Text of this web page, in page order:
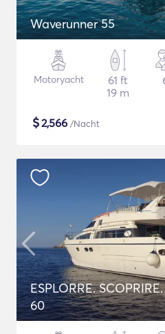
Waverunner 55
Motoryacht
61 ft
19 m
$2,566 /Nacht
ESPLORRE.
60